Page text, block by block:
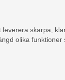
skarpa,
olika funktioner